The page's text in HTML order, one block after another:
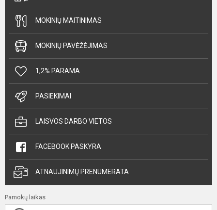
MOKINIŲ MAITINIMAS
MOKINIŲ PAVĖŽĖJIMAS
1,2% PARAMA
PASIEKIMAI
LAISVOS DARBO VIETOS
FACEBOOK PASKYRA
ATNAUJINIMŲ PRENUMERATA
Pamokų laikas